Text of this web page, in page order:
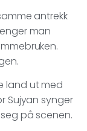
antrekk
man
land ut med
Sujyan synger
på scenen.